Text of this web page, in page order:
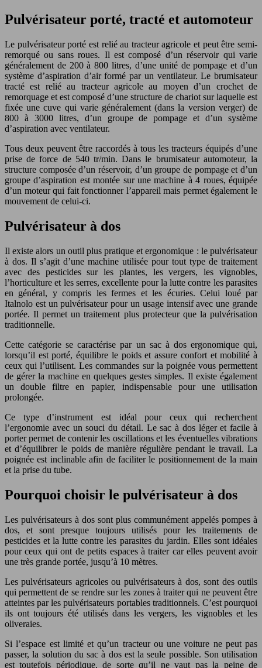
Pulvérisateur porté, tracté et automoteur
Le pulvérisateur porté est relié au tracteur agricole et peut être semi-
remorqué ou sans roues. Il est composé d’un réservoir qui varie
généralement de 200 à 800 litres, d’une unité de pompage et d’un
système d’aspiration d’air formé par un ventilateur. Le brumisateur
tracté est relié au tracteur agricole au moyen d’un crochet de
remorquage et est composé d’une structure de chariot sur laquelle est
fixée une cuve qui varie généralement (dans la version verger) de
800 à 3000 litres, d’un groupe de pompage et d’un système
d’aspiration avec ventilateur.
Tous deux peuvent être raccordés à tous les tracteurs équipés d’une
prise de force de 540 tr/min. Dans le brumisateur automoteur, la
structure composée d’un réservoir, d’un groupe de pompage et d’un
groupe d’aspiration est montée sur une machine à 4 roues, équipée
d’un moteur qui fait fonctionner l’appareil mais permet également le
mouvement de celui-ci.
Pulvérisateur à dos
Il existe alors un outil plus pratique et ergonomique : le pulvérisateur
à dos. Il s’agit d’une machine utilisée pour tout type de traitement
avec des pesticides sur les plantes, les vergers, les vignobles,
l’horticulture et les serres, excellente pour la lutte contre les parasites
en général, y compris les fermes et les écuries. Celui loué par
Italnolo est un pulvérisateur pour un usage intensif avec une grande
portée. Il permet un traitement plus protecteur que la pulvérisation
traditionnelle.
Cette catégorie se caractérise par un sac à dos ergonomique qui,
lorsqu’il est porté, équilibre le poids et assure confort et mobilité à
ceux qui l’utilisent. Les commandes sur la poignée vous permettent
de gérer la machine en quelques gestes simples. Il existe également
un double filtre en papier, indispensable pour une utilisation
prolongée.
Ce type d’instrument est idéal pour ceux qui recherchent
l’ergonomie avec un souci du détail. Le sac à dos léger et facile à
porter permet de contenir les oscillations et les éventuelles vibrations
et d’équilibrer le poids de manière régulière pendant le travail. La
poignée est inclinable afin de faciliter le positionnement de la main
et la prise du tube.
Pourquoi choisir le pulvérisateur à dos
Les pulvérisateurs à dos sont plus communément appelés pompes à
dos, et sont presque toujours utilisés pour les traitements de
pesticides et la lutte contre les parasites du jardin. Elles sont idéales
pour ceux qui ont de petits espaces à traiter car elles peuvent avoir
une très grande portée, jusqu’à 10 mètres.
Les pulvérisateurs agricoles ou pulvérisateurs à dos, sont des outils
qui permettent de se rendre sur les zones à traiter qui ne peuvent être
atteintes par les pulvérisateurs portables traditionnels. C’est pourquoi
ils ont toujours été utilisés dans les vergers, les vignobles et les
oliveraies.
Si l’espace est limité et qu’un tracteur ou une voiture ne peut pas
passer, la solution du sac à dos est la seule possible. Son utilisation
est toutefois périodique, de sorte qu’il ne vaut pas la peine de